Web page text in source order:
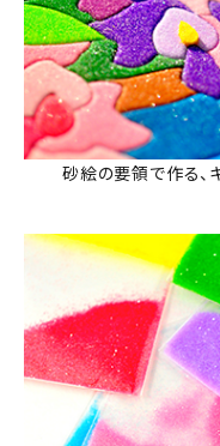
砂絵の要領で作る、